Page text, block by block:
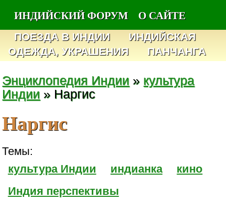
ИНДИЙСКИЙ ФОРУМ
О САЙТЕ
ПОЕЗДА В ИНДИИ
ИНДИЙСКАЯ
ОДЕЖДА, УКРАШЕНИЯ
ПАНЧАНГА
Энциклопедия Индии » культура
Индии » Наргис
Наргис
Темы:
культура Индии
индианка
кино
Индия перспективы